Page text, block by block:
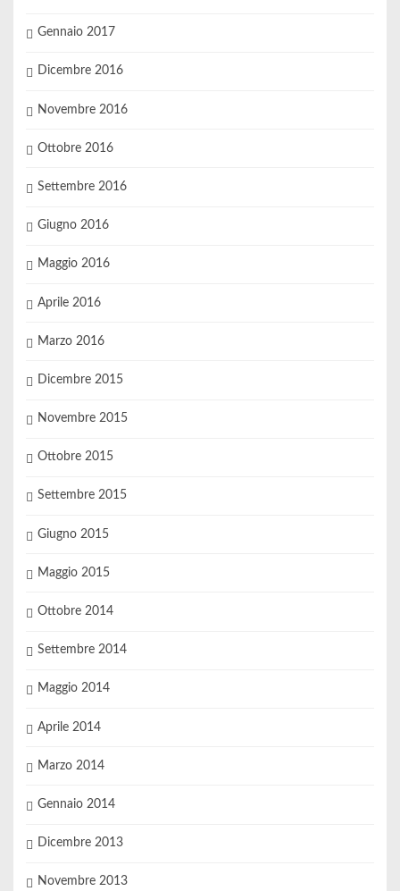
Gennaio 2017
Dicembre 2016
Novembre 2016
Ottobre 2016
Settembre 2016
Giugno 2016
Maggio 2016
Aprile 2016
Marzo 2016
Dicembre 2015
Novembre 2015
Ottobre 2015
Settembre 2015
Giugno 2015
Maggio 2015
Ottobre 2014
Settembre 2014
Maggio 2014
Aprile 2014
Marzo 2014
Gennaio 2014
Dicembre 2013
Novembre 2013